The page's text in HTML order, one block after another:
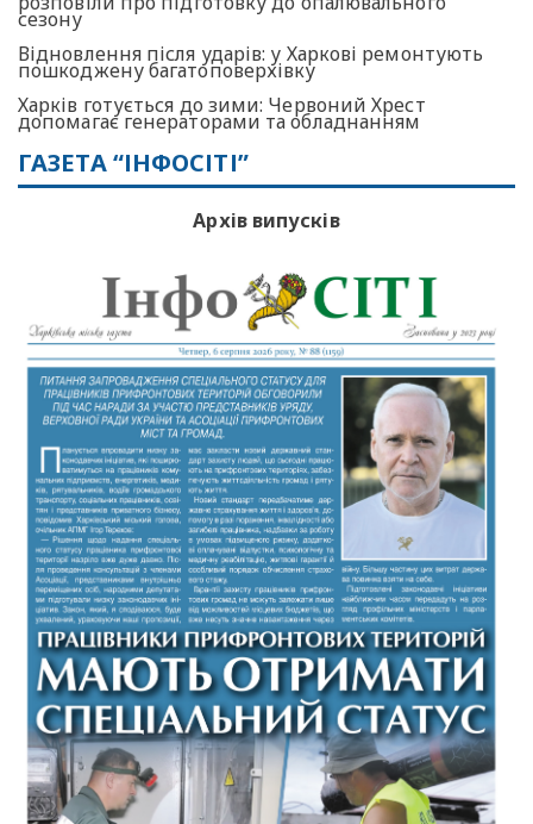
сезону
Відновлення після ударів: у Харкові ремонтують
пошкоджену багатоповерхівку
Харків готується до зими: Червоний Хрест
допомагає генераторами та обладнанням
ГАЗЕТА “ІНФОСІТІ”
Архів випусків